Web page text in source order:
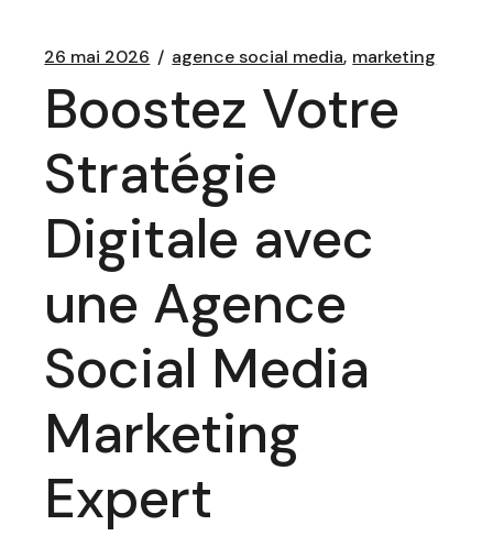
26 mai 2026 agence social media marketing
Boostez Votre
Stratégie
Digitale avec
une Agence
Social Media
Marketing
Expert